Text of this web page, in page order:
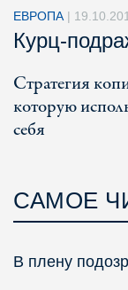
ЕВРОПА |
Курц-
Стратегия
которую
себя
САМОЕ
В плену